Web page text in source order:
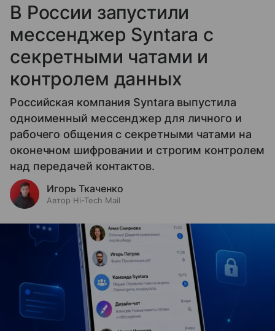
В России запустили
мессенджер Syntara с
секретными чатами и
контролем данных
Российская компания Syntara выпустила
одноименный мессенджер для личного и
рабочего общения с секретными чатами на
оконечном шифровании и строгим контролем
над передачей контактов.
Игорь Ткаченко
Автор Hi-Tech Mail